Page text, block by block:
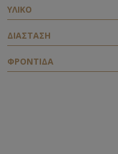
ΥΛΙΚΟ
ΔΙΑΣΤΑΣΗ
ΦΡΟΝΤΙΔΑ